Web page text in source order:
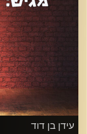
עידן בן דוד